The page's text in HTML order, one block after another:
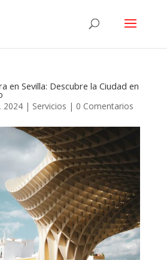
en Sevilla: Descubre la Ciudad en
2024| Servicios | 0 Comentarios